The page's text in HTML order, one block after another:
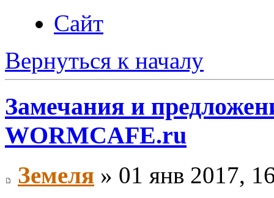
Сайт
Вернуться к началу
Замечания и
WORMCAFE.ru
Земеля » 01 янв 2017,